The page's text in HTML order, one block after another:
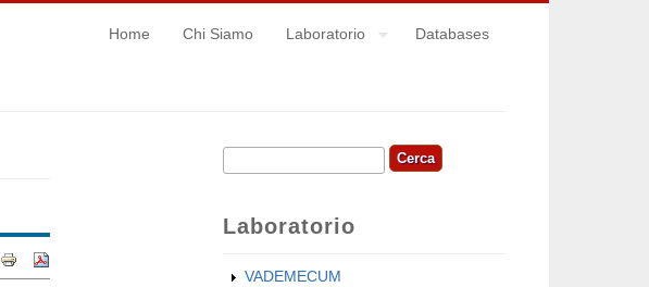
Home Chi Siamo Laboratorio Databases
Form di ricerca
Cerca
Laboratorio
VADEMECUM